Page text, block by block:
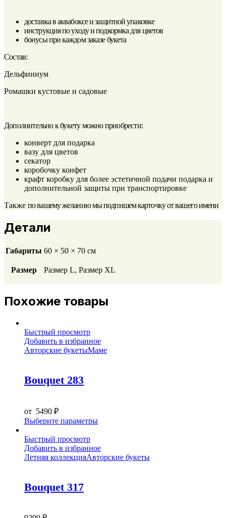
доставка в аквабоксе и защитной упаковке
инструкция по уходу и подкормка для цветов
бонусы при каждом заказе букета
Состав:
Дельфиниум
Ромашки кустовые и садовые
Дополнительно к букету можно приобрести:
конверт для подарка
вазу для цветов
секатор
коробочку конфет
крафт коробку для более эстетичной подачи подарка и
дополнительной защиты при транспортировке
Также по вашему желанию мы подпишем карточку от вашего имени
Детали
Габариты 60 × 50 × 70 см
Размер Размер L, Размер XL
Похожие товары
Быстрый просмотр
Добавить в избранное
Авторские букетыМаме
Bouquet 283
от 5490 ₽
Выберите параметрыЭтот
несколько
вариаций.
Быстрый просмотр
Добавить в избранное
Летняя коллекцияАвторские букеты
Bouquet 317